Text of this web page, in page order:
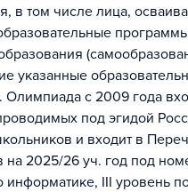
в том числе лица,
указанные
Олимпиада с 2009 года
под эгидой
и входит в
на 2025/26 уч. год под
информатике, III уровень